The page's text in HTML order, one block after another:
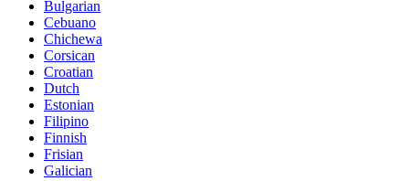
Bulgarian
Cebuano
Chichewa
Corsican
Croatian
Dutch
Estonian
Filipino
Finnish
Frisian
Galician